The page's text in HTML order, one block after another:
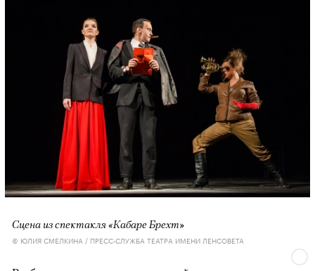
Сцена из спектакля «Кабаре Брехт»
© ЮЛИЯ СМЕЛКИНА / ПРЕСС-СЛУЖБА ТЕАТРА ИМЕНИ ЛЕНСОВЕТА